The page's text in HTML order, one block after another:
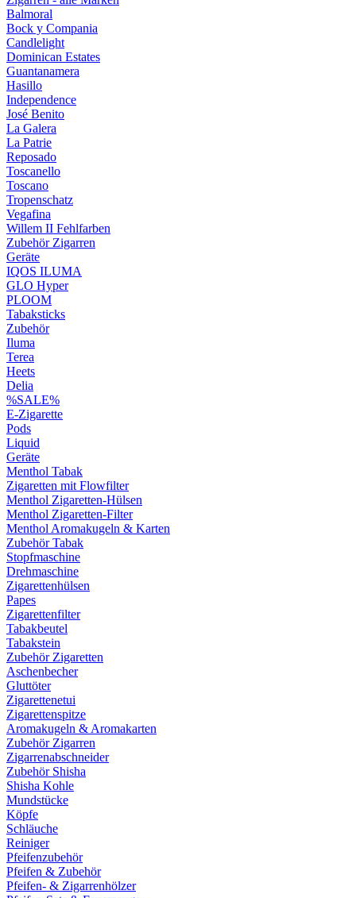
Balmoral
Bock y Compania
Candlelight
Dominican Estates
Guantanamera
Hasillo
Independence
José Benito
La Galera
La Patrie
Reposado
Toscanello
Toscano
Tropenschatz
Vegafina
Willem II Fehlfarben
Zubehör Zigarren
Geräte
IQOS ILUMA
GLO Hyper
PLOOM
Tabaksticks
Zubehör
Iluma
Terea
Heets
Delia
%SALE%
E-Zigarette
Pods
Liquid
Geräte
Menthol Tabak
Zigaretten mit Flowfilter
Menthol Zigaretten-Hülsen
Menthol Zigaretten-Filter
Menthol Aromakugeln & Karten
Zubehör Tabak
Stopfmaschine
Drehmaschine
Zigarettenhülsen
Papes
Zigarettenfilter
Tabakbeutel
Tabakstein
Zubehör Zigaretten
Aschenbecher
Gluttöter
Zigarettenetui
Zigarettenspitze
Aromakugeln & Aromakarten
Zubehör Zigarren
Zigarrenabschneider
Zubehör Shisha
Shisha Kohle
Mundstücke
Köpfe
Schläuche
Reiniger
Pfeifenzubehör
Pfeifen & Zubehör
Pfeifen- & Zigarrenhölzer